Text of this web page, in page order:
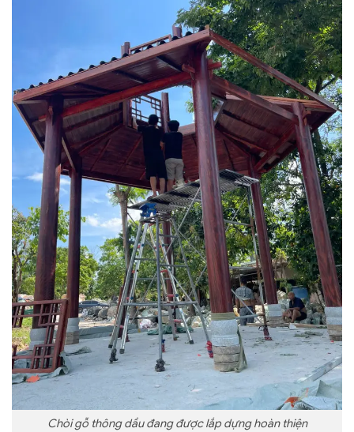
Chòi gỗ thông dầu đang được lắp dựng hoàn thiện